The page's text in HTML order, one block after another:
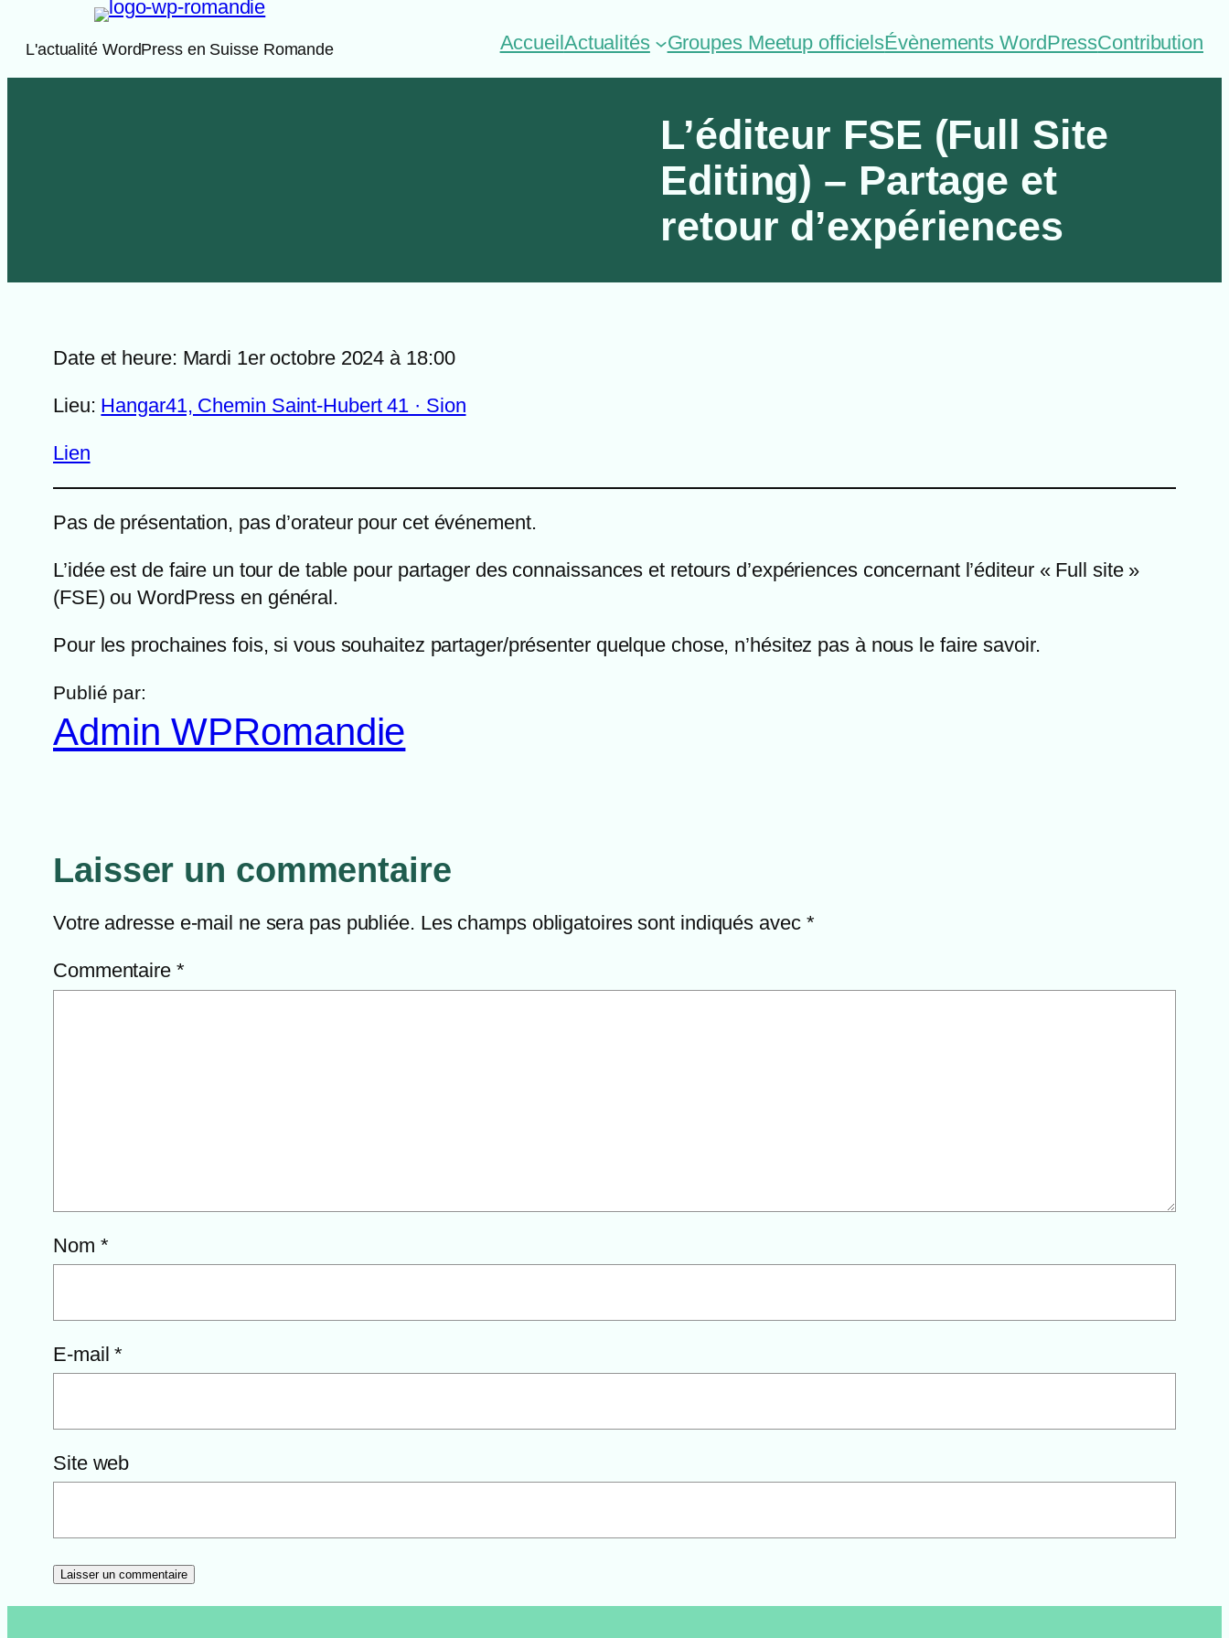
au
contenu
L'actualité WordPress en Suisse Romande AccueilActualités Groupes Meetup officielsÉvènements WordPressContribution
L’éditeur FSE (Full Site
Editing) – Partage et
retour d’expériences
Date et heure: Mardi 1er octobre 2024 à 18:00
Lieu: Hangar41, Chemin Saint-Hubert 41 · Sion
Lien
Pas de présentation, pas d’orateur pour cet événement.
L’idée est de faire un tour de table pour partager des connaissances et retours d’expériences concernant l’éditeur « Full site »
(FSE) ou WordPress en général.
Pour les prochaines fois, si vous souhaitez partager/présenter quelque chose, n’hésitez pas à nous le faire savoir.
Publié par:
Admin WPRomandie
Laisser un commentaire
Votre adresse e-mail ne sera pas publiée. Les champs obligatoires sont indiqués avec *
Commentaire *
Nom *
E-mail*
Site web